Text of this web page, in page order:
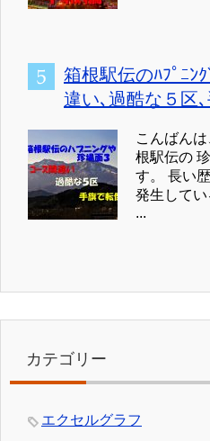
箱根駅伝のﾊﾌﾟﾆﾝ
違い､過酷な５区
こんばん
根駅伝の
す。 長い
発生してい
...
カテゴリー
エクセルグラフ